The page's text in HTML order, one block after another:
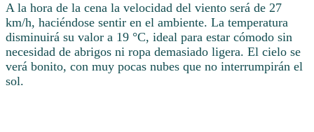
A la hora de la cena la velocidad del viento será de 27
km/h, haciéndose sentir en el ambiente. La temperatura
disminuirá su valor a 19 °C, ideal para estar cómodo sin
necesidad de abrigos ni ropa demasiado ligera. El cielo se
verá bonito, con muy pocas nubes que no interrumpirán el
sol.